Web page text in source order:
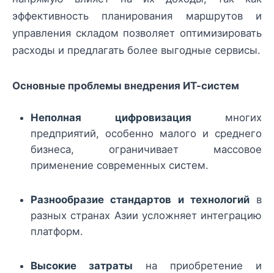
эффективность планирования маршрутов и
управления складом позволяет оптимизировать
расходы и предлагать более выгодные сервисы.
Основные проблемы внедрения ИТ-систем
Неполная цифровизация многих
предприятий, особенно малого и среднего
бизнеса, ограничивает массовое
применение современных систем.
Разнообразие стандартов и технологийв
разных странах Азии усложняет интеграцию
платформ.
Высокие затраты на приобретение и